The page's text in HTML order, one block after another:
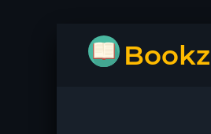
Bookz